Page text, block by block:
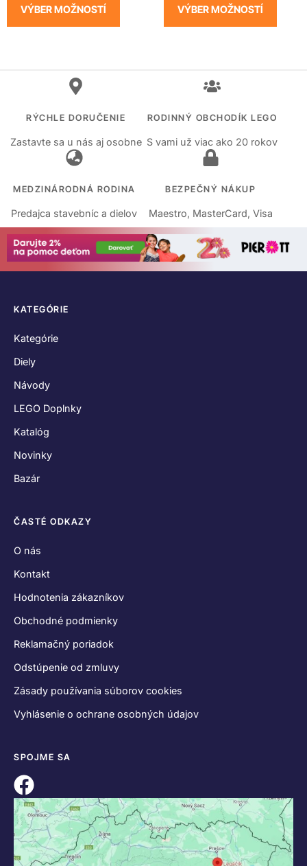
VÝBER MOŽNOSTÍ VÝBER MOŽNOSTÍ
RÝCHLE DORUČENIE
Zastavte sa u nás aj osobne
RODINNÝ OBCHODÍK LEGO
S vami už viac ako 20 rokov
MEDZINÁRODNÁ RODINA
Predajca stavebníc a dielov
BEZPEČNÝ NÁKUP
Maestro, MasterCard, Visa
KATEGÓRIE
Kategórie
Diely
Návody
LEGO Doplnky
Katalóg
Novinky
Bazár
ČASTÉ ODKAZY
O nás
Kontakt
Hodnotenia zákazníkov
Obchodné podmienky
Reklamačný poriadok
Odstúpenie od zmluvy
Zásady používania súborov cookies
Vyhlásenie o ochrane osobných údajov
SPOJME SA